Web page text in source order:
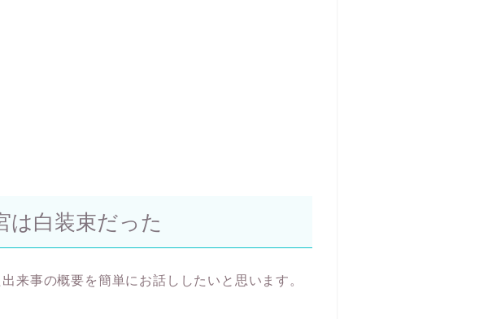
は白装束だった
来事の概要を簡単にお話ししたいと思います。